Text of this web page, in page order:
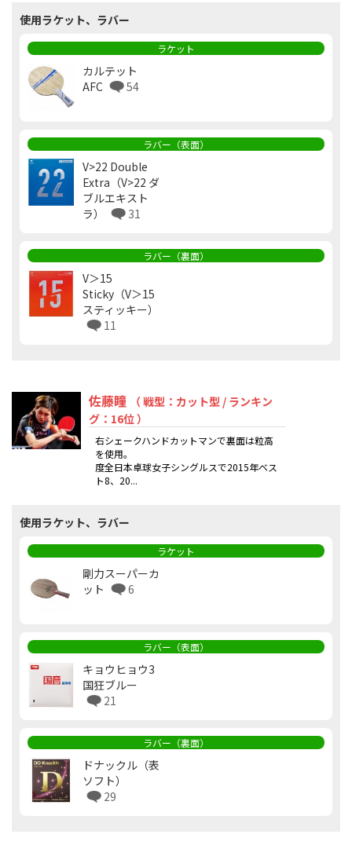
使用ラケット、ラバー
ラケット
カルテット
AFC
54
ラバー（表面）
V>22 Double
Extra（V>22 ダ
ブルエキスト
ラ）
31
ラバー（裏面）
V＞15
Sticky（V＞15
スティッキー）
11
佐藤瞳
（ 戦型：カット型 / ランキン
グ：16位 ）
右シェークハンドカットマンで裏面は粒高
を使用。
度全日本卓球女子シングルスで2015年ベス
ト8、20...
使用ラケット、ラバー
ラケット
剛力スーパーカ
ット
6
ラバー（表面）
キョウヒョウ3
国狂ブルー
21
ラバー（裏面）
ドナックル（表
ソフト）
29